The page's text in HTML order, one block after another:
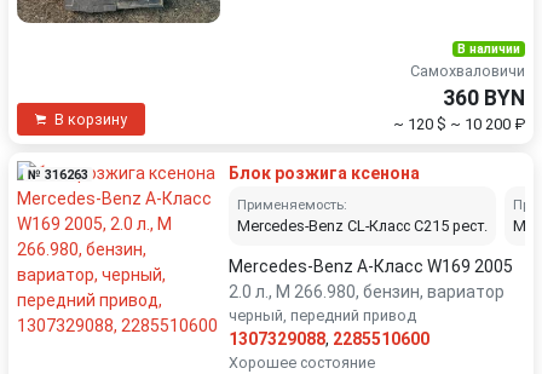
В корзину
В наличии
Самохваловичи
360 BYN
~ 120 $ ~ 10 200 ₽
№ 316263 Блок розжига ксенона
Применяемость:
Mercedes-Benz CL-Класс C215 рест.
Mercedes-Benz A-Класс W169 2005
2.0 л., M 266.980, бензин, вариатор
черный, передний привод
1307329088, 2285510600
Хорошее состояние